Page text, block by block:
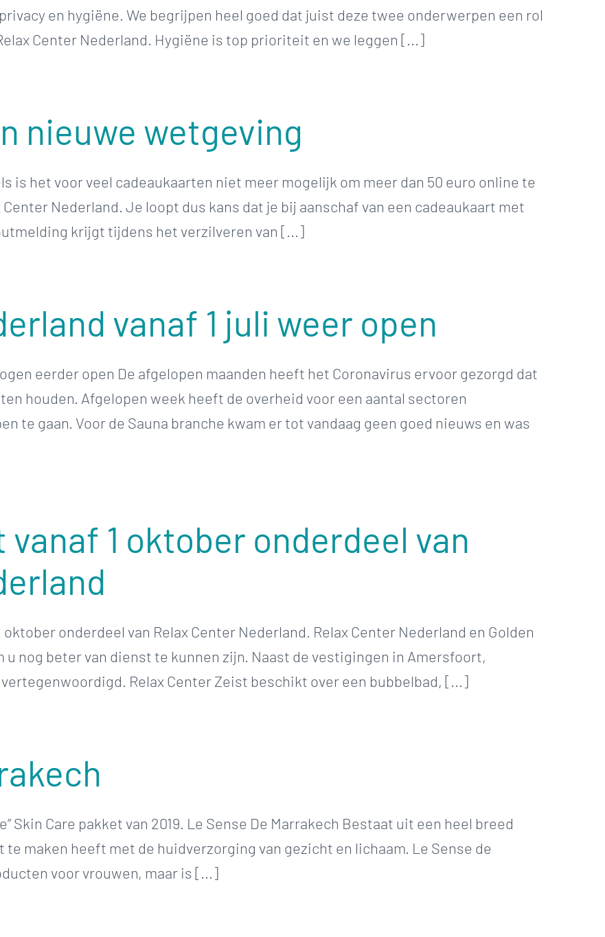
en hygiëne. We begrijpen heel goed dat juist deze twee onderwerpen een rol
Center Nederland. Hygiëne is top prioriteit en we leggen [...]
nieuwe wetgeving
is het voor veel cadeaukaarten niet meer mogelijk om meer dan 50 euro online te
Nederland. Je loopt dus kans dat je bij aanschaf van een cadeaukaart met
krijgt tijdens het verzilveren van [...]
vanaf 1 juli weer open
eerder open De afgelopen maanden heeft het Coronavirus ervoor gezorgd dat
houden. Afgelopen week heeft de overheid voor een aantal sectoren
te gaan. Voor de Sauna branche kwam er tot vandaag geen goed nieuws en was
vanaf 1 oktober onderdeel van
oktober onderdeel van Relax Center Nederland. Relax Center Nederland en Golden
u nog beter van dienst te kunnen zijn. Naast de vestigingen in Amersfoort,
Relax Center Zeist beschikt over een bubbelbad, [...]
Skin Care pakket van 2019. Le Sense De Marrakech Bestaat uit een heel breed
maken heeft met de huidverzorging van gezicht en lichaam. Le Sense de
voor vrouwen, maar is [...]